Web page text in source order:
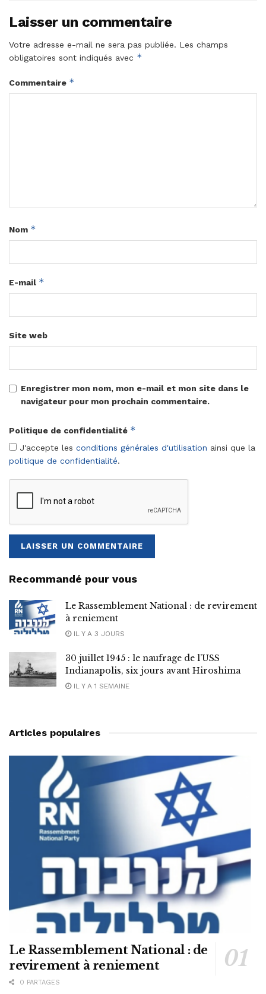
Laisser un commentaire
Votre adresse e-mail ne sera pas publiée. Les champs
obligatoires sont indiqués avec *
Commentaire *
Nom *
E-mail *
Site web
Enregistrer mon nom, mon e-mail et mon site dans le
navigateur pour mon prochain commentaire.
Politique de confidentialité *
J'accepte les conditions générales d'utilisation ainsi que la
politique de confidentialité.
Recommandé pour vous
Le Rassemblement National : de revirement
à reniement
IL Y A 3 JOURS
30 juillet 1945 : le naufrage de l’USS
Indianapolis, six jours avant Hiroshima
IL Y A 1 SEMAINE
Articles populaires
Le Rassemblement National : de
revirement à reniement
0 PARTAGES